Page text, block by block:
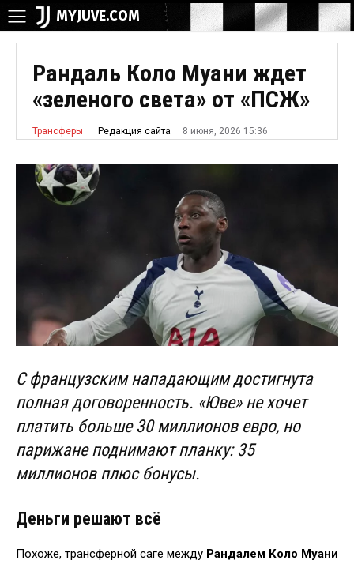
MYJUVE.COM
Рандаль Коло Муани ждет
«зеленого света» от «ПСЖ»
Трансферы Редакция сайта 8 июня, 2026 15:36
С французским нападающим достигнута
полная договоренность. «Юве» не хочет
платить больше 30 миллионов евро, но
парижане поднимают планку: 35
миллионов плюс бонусы.
Деньги решают всё
Похоже, трансферной саге между Рандалем Коло Муани